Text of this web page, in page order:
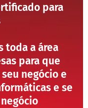
para
toda a área
para que
negócio e
e se